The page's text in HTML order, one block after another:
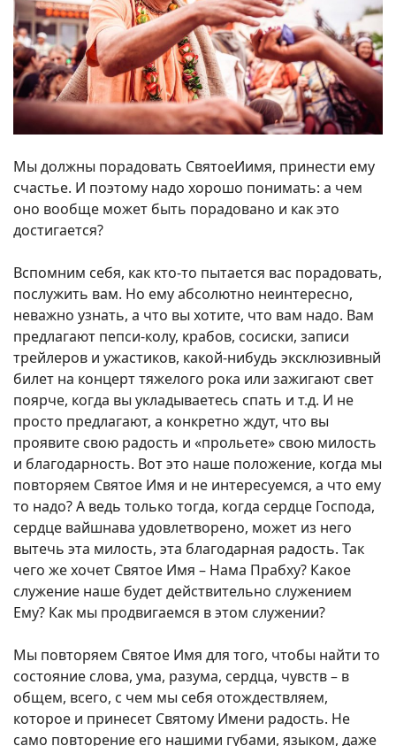
Мы должны порадовать СвятоеИимя, принести ему
счастье. И поэтому надо хорошо понимать: а чем
оно вообще может быть порадовано и как это
достигается?
Вспомним себя, как кто-то пытается вас порадовать,
послужить вам. Но ему абсолютно неинтересно,
неважно узнать, а что вы хотите, что вам надо. Вам
предлагают пепси-колу, крабов, сосиски, записи
трейлеров и ужастиков, какой-нибудь эксклюзивный
билет на концерт тяжелого рока или зажигают свет
поярче, когда вы укладываетесь спать и т.д. И не
просто предлагают, а конкретно ждут, что вы
проявите свою радость и «прольете» свою милость
и благодарность. Вот это наше положение, когда мы
повторяем Святое Имя и не интересуемся, а что ему
то надо? А ведь только тогда, когда сердце Господа,
сердце вайшнава удовлетворено, может из него
вытечь эта милость, эта благодарная радость. Так
чего же хочет Святое Имя – Нама Прабху? Какое
служение наше будет действительно служением
Ему? Как мы продвигаемся в этом служении?
Мы повторяем Святое Имя для того, чтобы найти то
состояние слова, ума, разума, сердца, чувств – в
общем, всего, с чем мы себя отождествляем,
которое и принесет Святому Имени радость. Не
само повторение его нашими губами, языком, даже